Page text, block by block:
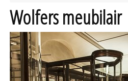
Wolfers meubilair